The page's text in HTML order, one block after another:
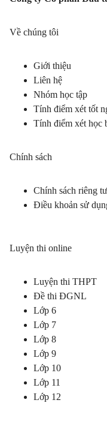
Về chúng tôi
Giới thiệu
Liên hệ
Nhóm học tập
Tính điểm xét tốt
Tính điểm xét học
Chính sách
Chính sách riêng tư
Điều khoản sử
Luyện thi online
Luyện thi THPT
Đề thi ĐGNL
Lớp 6
Lớp 7
Lớp 8
Lớp 9
Lớp 10
Lớp 11
Lớp 12